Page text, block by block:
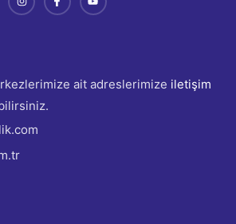
ait adreslerimize iletişim